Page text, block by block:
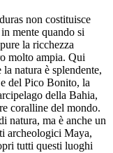
non costituisce
mente quando si
la ricchezza
molto ampia. Qui
natura è splendente,
del Pico Bonito, la
della Bahia,
coralline del mondo.
natura, ma è anche un
archeologici Maya,
tutti questi luoghi